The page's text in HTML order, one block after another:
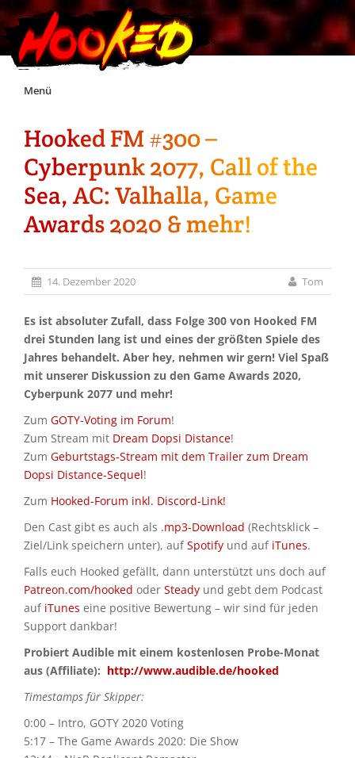
Skip
Menü
Unterstützt Hooked!
Exklusiv für Supporter*innen
Impressum
Jobs
Discord
Hooked FM #300 –
Cyberpunk 2077, Call of the
Sea, AC: Valhalla, Game
Awards 2020 & mehr!
14. Dezember 2020 Tom
Es ist absoluter Zufall, dass Folge 300 von Hooked FM
drei Stunden lang ist und eines der größten Spiele des
Jahres behandelt. Aber hey, nehmen wir gern! Viel Spaß
mit unserer Diskussion zu den Game Awards 2020,
Cyberpunk 2077 und mehr!
Zum GOTY-Voting im Forum!
Zum Stream mit Dream Dopsi Distance!
Zum Geburtstags-Stream mit dem Trailer zum Dream
Dopsi Distance-Sequel!
Zum Hooked-Forum inkl. Discord-Link!
Den Cast gibt es auch als .mp3-Download (Rechtsklick –
Ziel/Link speichern unter), aufSpotify und auf iTunes.
Falls euch Hooked gefällt, dann unterstützt uns doch auf
Patreon.com/hooked oder Steady und gebt dem Podcast
auf iTunes eine positive Bewertung – wir sind für jeden
Support dankbar!
Probiert Audible mit einem kostenlosen Probe-Monat
aus (Affiliate): http://www.audible.de/hooked
Timestamps für Skipper:
0:00 – Intro, GOTY 2020 Voting
5:17 – The Game Awards 2020: Die Show